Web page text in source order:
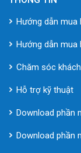
Hướng dẫn mua
Hướng dẫn mua
Chăm sóc
Hỗ trợ kỹ thuật
Download phần
Download phần